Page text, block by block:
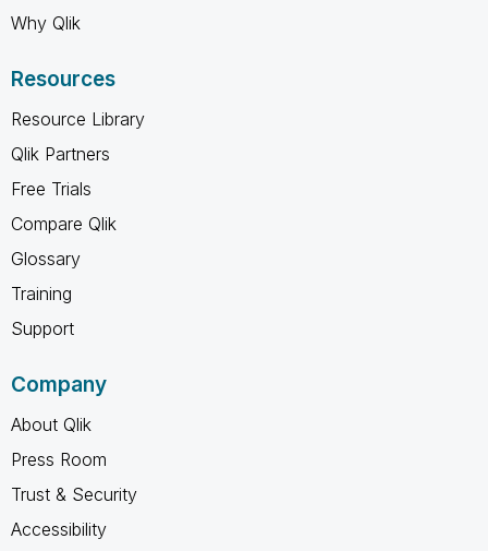
Why Qlik
Resources
Resource Library
Qlik Partners
Free Trials
Compare Qlik
Glossary
Training
Support
Company
About Qlik
Press Room
Trust & Security
Accessibility